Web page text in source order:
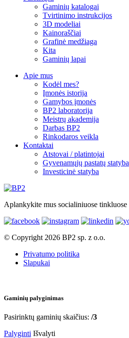
Gaminių katalogai
Tvirtinimo instrukcijos
3D modeliai
Kainoraščiai
Grafinė medžiaga
Kita
Gaminių lapai
Apie mus
Kodėl mes?
Įmonės istorija
Gamybos įmonės
BP2 laboratorija
Meistrų akademija
Darbas BP2
Rinkodaros veikla
Kontaktai
Atstovai / platintojai
Gyvenamųjų pastatų statyba
Investicinė statyba
Aplankykite mus socialiniuose tinkluose
© Copyright 2026 BP2 sp. z o.o.
Privatumo politika
Slapukai
Gaminių palyginimas
Pasirinktų gaminių skaičius: /3
Palyginti Išvalyti